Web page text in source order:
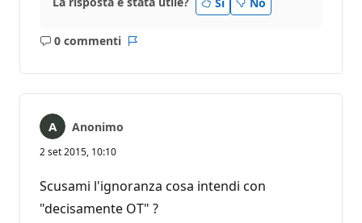
0 commenti
Nessun
Anonimo
2 set 2015, 10:10
Scusami l'ignoranza cosa intendi con
"decisamente OT" ?